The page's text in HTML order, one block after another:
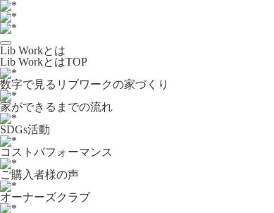
Lib Workとは
Lib WorkとはTOP
数字で⾒るリブワークの家づくり
家ができるまでの流れ
SDGs活動
コストパフォーマンス
ご購入者様の声
オーナーズクラブ